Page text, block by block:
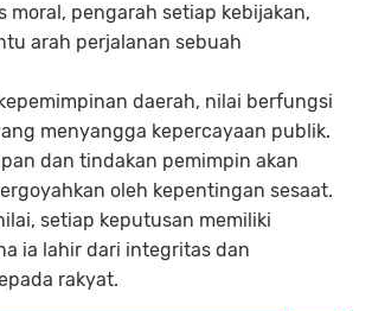
moral, pengarah setiap kebijakan,
arah perjalanan sebuah
daerah, nilai berfungsi
menyangga kepercayaan publik.
dan tindakan pemimpin akan
oleh kepentingan sesaat.
setiap keputusan memiliki
ia lahir dari integritas dan
rakyat.